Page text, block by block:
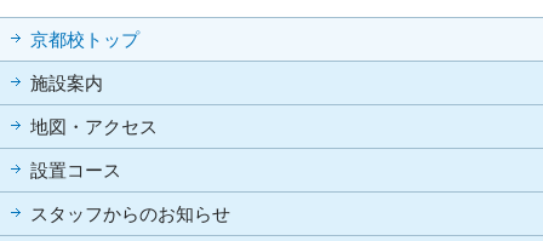
京都校トップ
施設案内
地図・アクセス
設置コース
スタッフからのお知らせ